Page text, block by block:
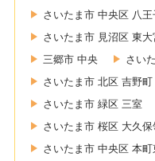
さいたま市 中央区 八王
さいたま市 見沼区 東大
三郷市 中央
さい
さいたま市 北区 吉野町
さいたま市 緑区 三室
さいたま市 桜区 大久保
さいたま市 中央区 本町